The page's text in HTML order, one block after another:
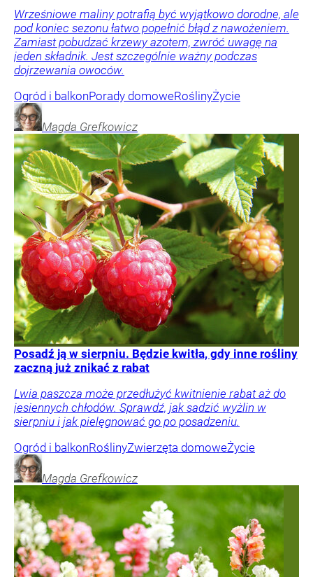
Wrześniowe maliny potrafią być wyjątkowo dorodne, ale
pod koniec sezonu łatwo popełnić błąd z nawożeniem.
Zamiast pobudzać krzewy azotem, zwróć uwagę na
jeden składnik. Jest szczególnie ważny podczas
dojrzewania owoców.
Ogród i balkonPorady domoweRoślinyŻycie
Magda Grefkowicz
Posadź ją w sierpniu. Będzie kwitła, gdy inne rośliny
zaczną już znikać z rabat
Lwia paszcza może przedłużyć kwitnienie rabat aż do
jesiennych chłodów. Sprawdź, jak sadzić wyżlin w
sierpniu i jak pielęgnować go po posadzeniu.
Ogród i balkonRoślinyZwierzęta domoweŻycie
Magda Grefkowicz